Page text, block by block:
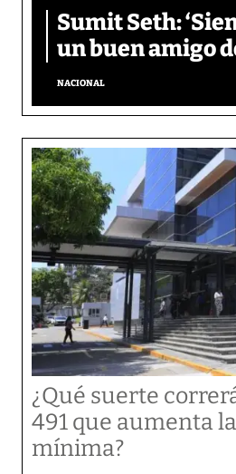
Sumit Seth:
un buen amigo
NACIONAL
¿Qué suerte
491 que aumenta
mínima?